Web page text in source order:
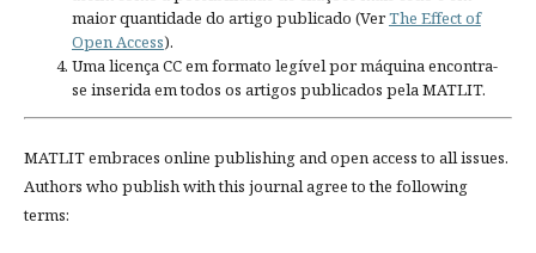
maior quantidade do artigo publicado (VerThe Effect of
Open Access).
Uma licença CC em formato legível por máquina encontra-
se inserida em todos os artigos publicados pela MATLIT.
MATLIT embraces online publishing and open access to all issues.
Authors who publish with this journal agree to the following
terms: